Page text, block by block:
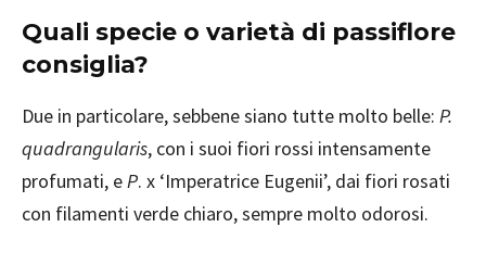
Quali specie o varietà di passiflore
consiglia?
Due in particolare, sebbene siano tutte molto belle: P.
quadrangularis, con i suoi fiori rossi intensamente
profumati, eP. x ‘Imperatrice Eugenii’, dai fiori rosati
con filamenti verde chiaro, sempre molto odorosi.